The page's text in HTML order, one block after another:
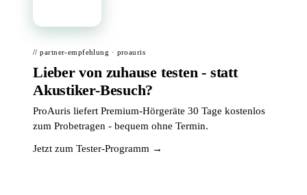
// partner-empfehlung · proauris
Lieber von zuhause testen - statt
Akustiker-Besuch?
ProAuris liefert Premium-Hörgeräte 30 Tage kostenlos
zum Probetragen - bequem ohne Termin.
Jetzt zum Tester-Programm →